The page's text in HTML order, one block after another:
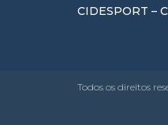
CIDESPORT –
Todos os direitos